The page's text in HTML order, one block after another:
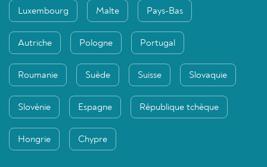
Luxembourg Malte Pays-Bas
Autriche Pologne Portugal
Roumanie Suède Suisse Slovaquie
Slovénie Espagne République tchèque
Hongrie Chypre